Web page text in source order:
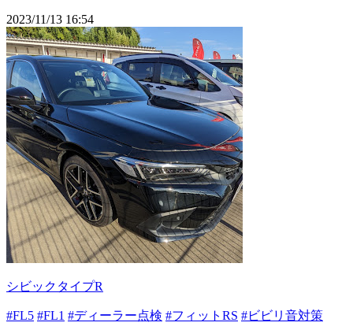
2023/11/13 16:54
シビックタイプR
#FL5 #FL1 #ディーラー点検 #フィットRS #ビビリ音対策